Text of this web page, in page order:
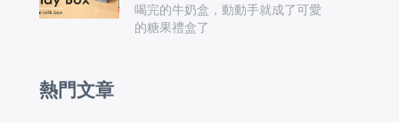
喝完的牛奶盒，動動手就成了可愛
的糖果禮盒了
熱門文章